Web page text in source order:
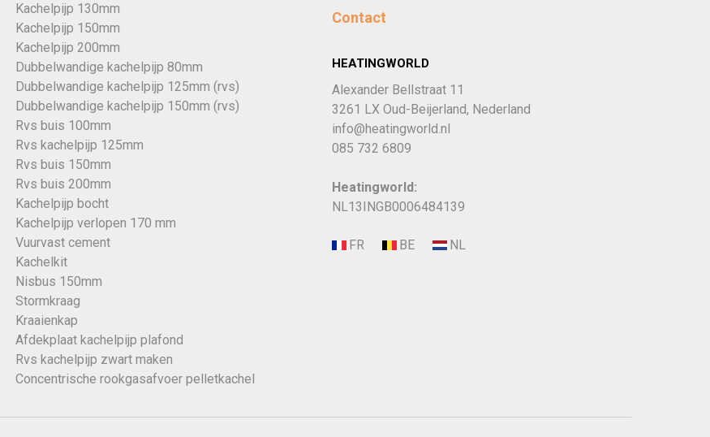
Kachelpijp 130mm
Kachelpijp 150mm
Kachelpijp 200mm
Dubbelwandige kachelpijp 80mm
Dubbelwandige kachelpijp 125mm (rvs)
Dubbelwandige kachelpijp 150mm (rvs)
Rvs buis 100mm
Rvs kachelpijp 125mm
Rvs buis 150mm
Rvs buis 200mm
Kachelpijp bocht
Kachelpijp verlopen 170 mm
Vuurvast cement
Kachelkit
Nisbus 150mm
Stormkraag
Kraaienkap
Afdekplaat kachelpijp plafond
Rvs kachelpijp zwart maken
Concentrische rookgasafvoer pelletkachel
Contact
HEATINGWORLD
Alexander Bellstraat 11
3261 LX Oud-Beijerland, Nederland
info@heatingworld.nl
085 732 6809
Heatingworld:
NL13INGB0006484139